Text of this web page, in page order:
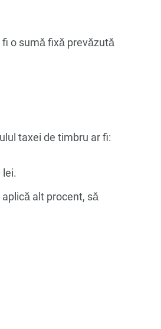
o sumă fixă prevăzută
taxei de timbru ar fi:
lei.
alt procent, să